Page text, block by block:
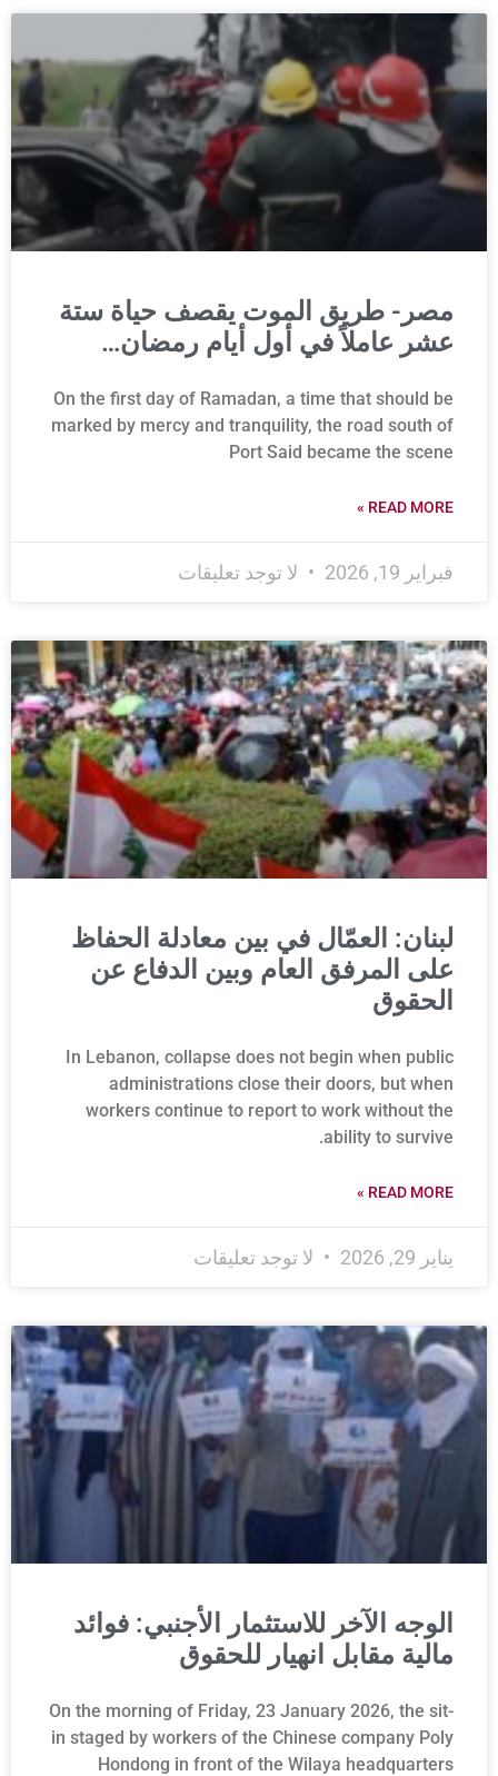
مصر- طريق الموت يقصف حياة ستة
عشر عاملاً في أول أيام رمضان…
On the first day of Ramadan, a time that should be
marked by mercy and tranquility, the road south of
Port Said became the scene
READ MORE »
فبراير 19, 2026 لا توجد تعليقات
لبنان: العمّال في بين معادلة الحفاظ
على المرفق العام وبين الدفاع عن
الحقوق
In Lebanon, collapse does not begin when public
administrations close their doors, but when
workers continue to report to work without the
ability to survive.
READ MORE »
يناير 29, 2026 لا توجد تعليقات
الوجه الآخر للاستثمار الأجنبي: فوائد
مالية مقابل انهيار للحقوق
On the morning of Friday, 23 January 2026, the sit-
in staged by workers of the Chinese company Poly
Hondong in front of the Wilaya headquarters